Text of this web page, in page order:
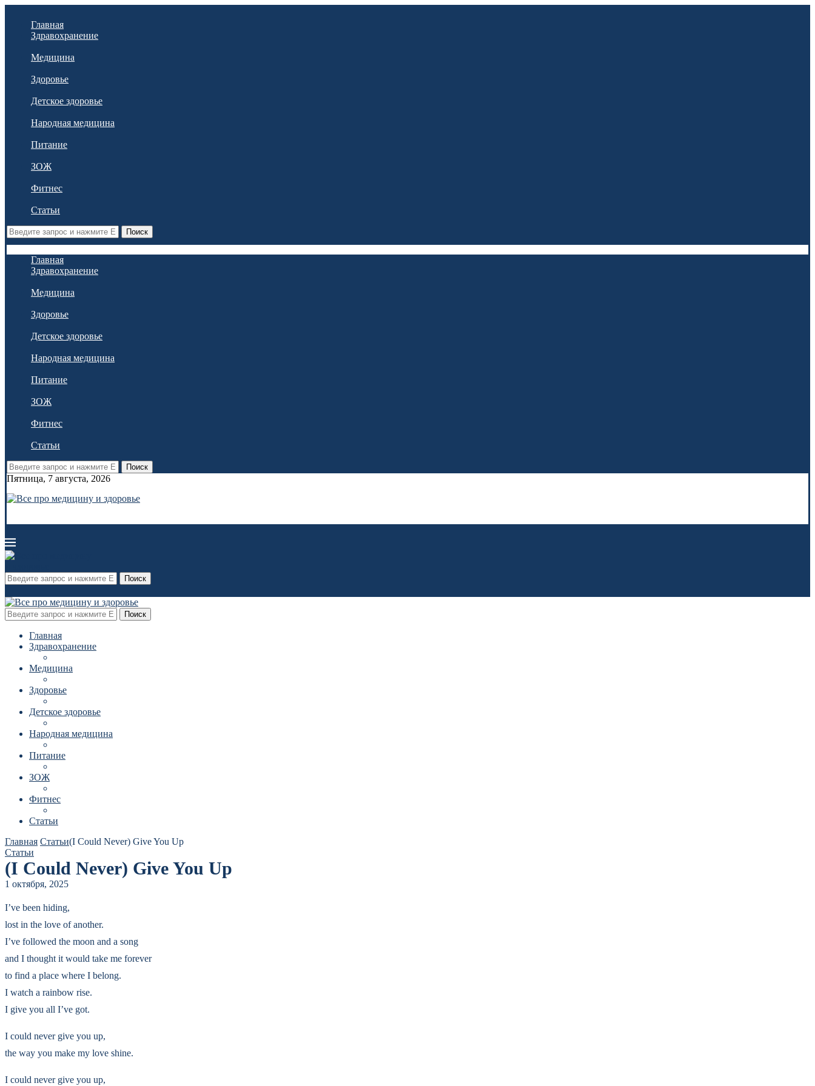
Главная
Здравохранение
Медицина
Здоровье
Детское здоровье
Народная медицина
Питание
ЗОЖ
Фитнес
Статьи
Поиск
Главная
Здравохранение
Медицина
Здоровье
Детское здоровье
Народная медицина
Питание
ЗОЖ
Фитнес
Статьи
Поиск
Пятница, 7 августа, 2026
Поиск
Поиск
Главная
Здравохранение
Медицина
Здоровье
Детское здоровье
Народная медицина
Питание
ЗОЖ
Фитнес
Статьи
Главная Статьи(I Could Never) Give You Up
Статьи
(I Could Never) Give You Up
1 октября, 2025
I’ve been hiding,
lost in the love of another.
I’ve followed the moon and a song
and I thought it would take me forever
to find a place where I belong.
I watch a rainbow rise.
I give you all I’ve got.
I could never give you up,
the way you make my love shine.
I could never give you up,